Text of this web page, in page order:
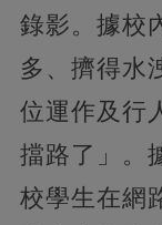
錄影。據校
多、擠得水
位運作及行
擋路了」。
校學生在網